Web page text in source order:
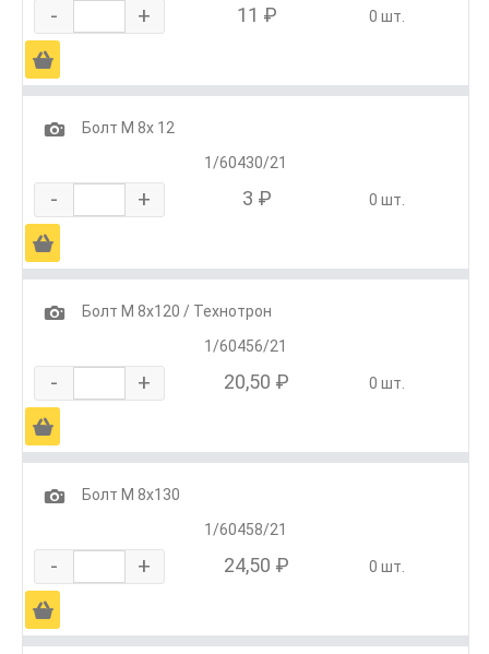
- + 11 ₽ 0 шт.
Ä
1
Болт М 8х 12
1/60430/21
- + 3 ₽ 0 шт.
Ä
1
Болт М 8х120 / Технотрон
1/60456/21
- + 20,50 ₽ 0 шт.
Ä
1
Болт М 8х130
1/60458/21
- + 24,50 ₽ 0 шт.
Ä